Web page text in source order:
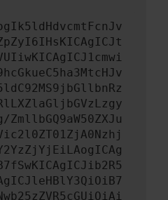
ZmllbGQ9aW50ZXJu